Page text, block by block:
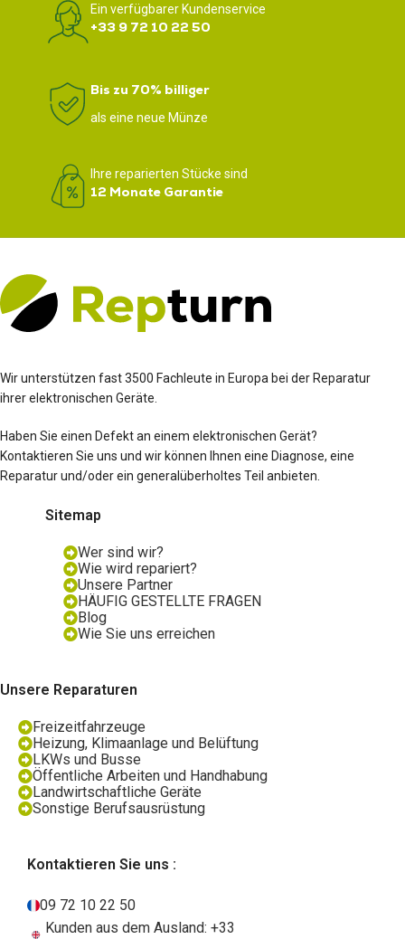
Ein verfügbarer Kundenservice
+33 9 72 10 22 50
Bis zu 70% billiger
als eine neue Münze
Ihre reparierten Stücke sind
12 Monate Garantie
Wir unterstützen fast 3500 Fachleute in Europa bei der Reparatur
ihrer elektronischen Geräte.
Haben Sie einen Defekt an einem elektronischen Gerät?
Kontaktieren Sie uns und wir können Ihnen eine Diagnose, eine
Reparatur und/oder ein generalüberholtes Teil anbieten.
Sitemap
Wer sind wir?
Wie wird repariert?
Unsere Partner
HÄUFIG GESTELLTE FRAGEN
Blog
Wie Sie uns erreichen
Unsere Reparaturen
Freizeitfahrzeuge
Heizung, Klimaanlage und Belüftung
LKWs und Busse
Öffentliche Arbeiten und Handhabung
Landwirtschaftliche Geräte
Sonstige Berufsausrüstung
Kontaktieren Sie uns :
09 72 10 22 50
Kunden aus dem Ausland: +33